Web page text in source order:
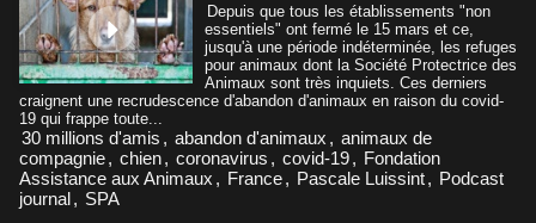
Depuis que tous les établissements "non
essentiels" ont fermé le 15 mars et ce,
jusqu'à une période indéterminée, les refuges
pour animaux dont la Société Protectrice des
Animaux sont très inquiets. Ces derniers
craignent une recrudescence d'abandon d'animaux en raison du covid-
19 qui frappe toute...
30 millions d'amis , abandon d'animaux , animaux de
compagnie, chien, coronavirus , covid-19, Fondation
Assistance aux Animaux , France, Pascale Luissint, Podcast
journal, SPA